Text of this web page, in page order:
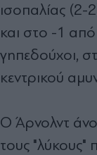
ισοπαλίας (2-
και στο -1 από
γηπεδούχοι,
κεντρικού
Ο Άρνολντ
τους